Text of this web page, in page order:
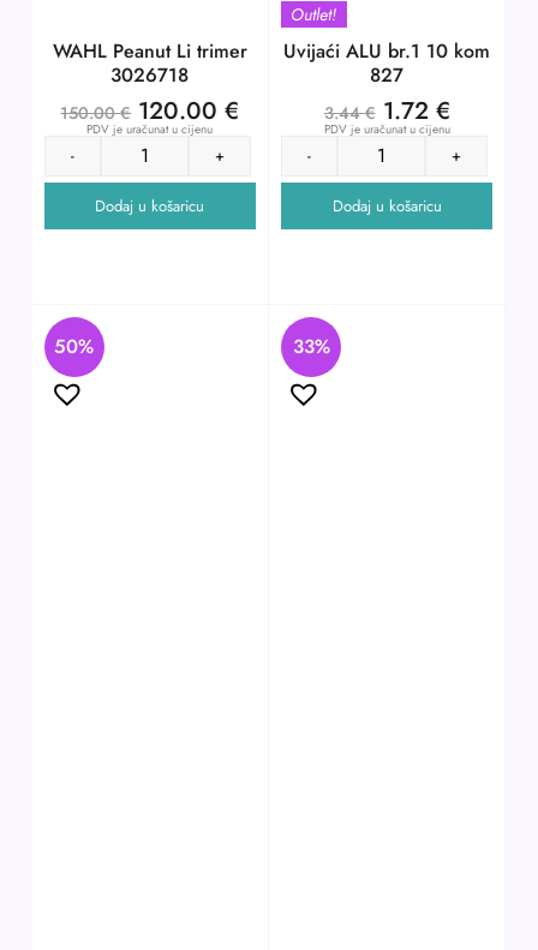
WAHL Peanut Li trimer
3026718
150.00€ 120.00€
PDV je uračunat u cijenu
- +
Dodaj u košaricu
Outlet!
Uvijaći ALU br.1 10 kom
827
3.44€ 1.72 €
PDV je uračunat u cijenu
- +
Dodaj u košaricu
50% 33%